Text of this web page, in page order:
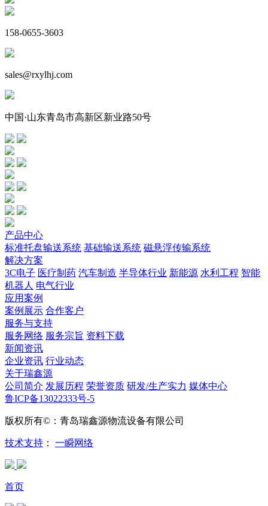
158-0655-3603
sales@rxylhj.com
中国·山东青岛市高新区新业路50号
产品中心
标准托盘输送系统 基础输送系统 磁悬浮传输系统
解决方案
3C电子 医疗制药 汽车制造 半导体行业 新能源 水利工程 智能
机器人 电气行业
应用案例
案例展示 合作客户
服务与支持
服务网络 服务宗旨 资料下载
新闻资讯
企业资讯 行业动态
关于瑞鑫源
公司简介 发展历程 荣誉资质 研发/生产实力 媒体中心
鲁ICP备13022333号-5
版权所有©：青岛瑞鑫源物流设备有限公司
技术支持 ： 一瞬网络
首页